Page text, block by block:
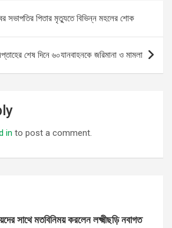
সভাপতির পিতার মৃত্যুতে বিভিন্ন মহলের শোক
শেষ দিনে ৬০যানবাহনকে জরিমানা ও মামলা
in to post a comment.
সাথে মতবিনিময় করলেন লক্ষ্মীছড়ি নবাগত